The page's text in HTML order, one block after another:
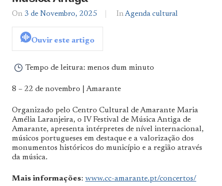
On 3 de Novembro, 2025
By
In Agenda cultural
Ouvir este artigo
Tempo de leitura: menos dum minuto
8 – 22 de novembro | Amarante
Organizado pelo Centro Cultural de Amarante Maria
Amélia Laranjeira, o IV Festival de Música Antiga de
Amarante, apresenta intérpretes de nível internacional,
músicos portugueses em destaque e a valorização dos
monumentos históricos do município e a região através
da música.
Mais informações: www.cc-amarante.pt/concertos/